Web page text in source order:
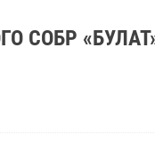
СОБР